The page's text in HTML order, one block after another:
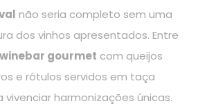
não seria completo sem uma
dos vinhos apresentados. Entre
winebar gourmet com queijos
e rótulos servidos em taça
vivenciar harmonizações únicas.